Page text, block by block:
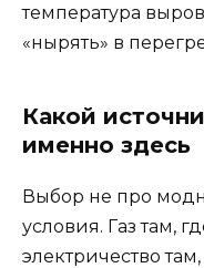
температура
«нырять» в
Какой
именно здесь
Выбор не про
условия. Газ там,
электричество